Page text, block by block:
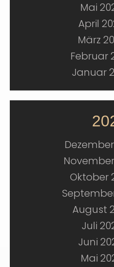
Mai
April
März
Februar
Januar
Oktober
August
Juli
Juni
Mai